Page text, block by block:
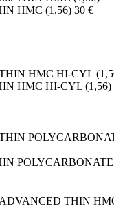
HMC (1,56) 30 €
HMC HI-CYL (1,56)
POLYCARBONATE